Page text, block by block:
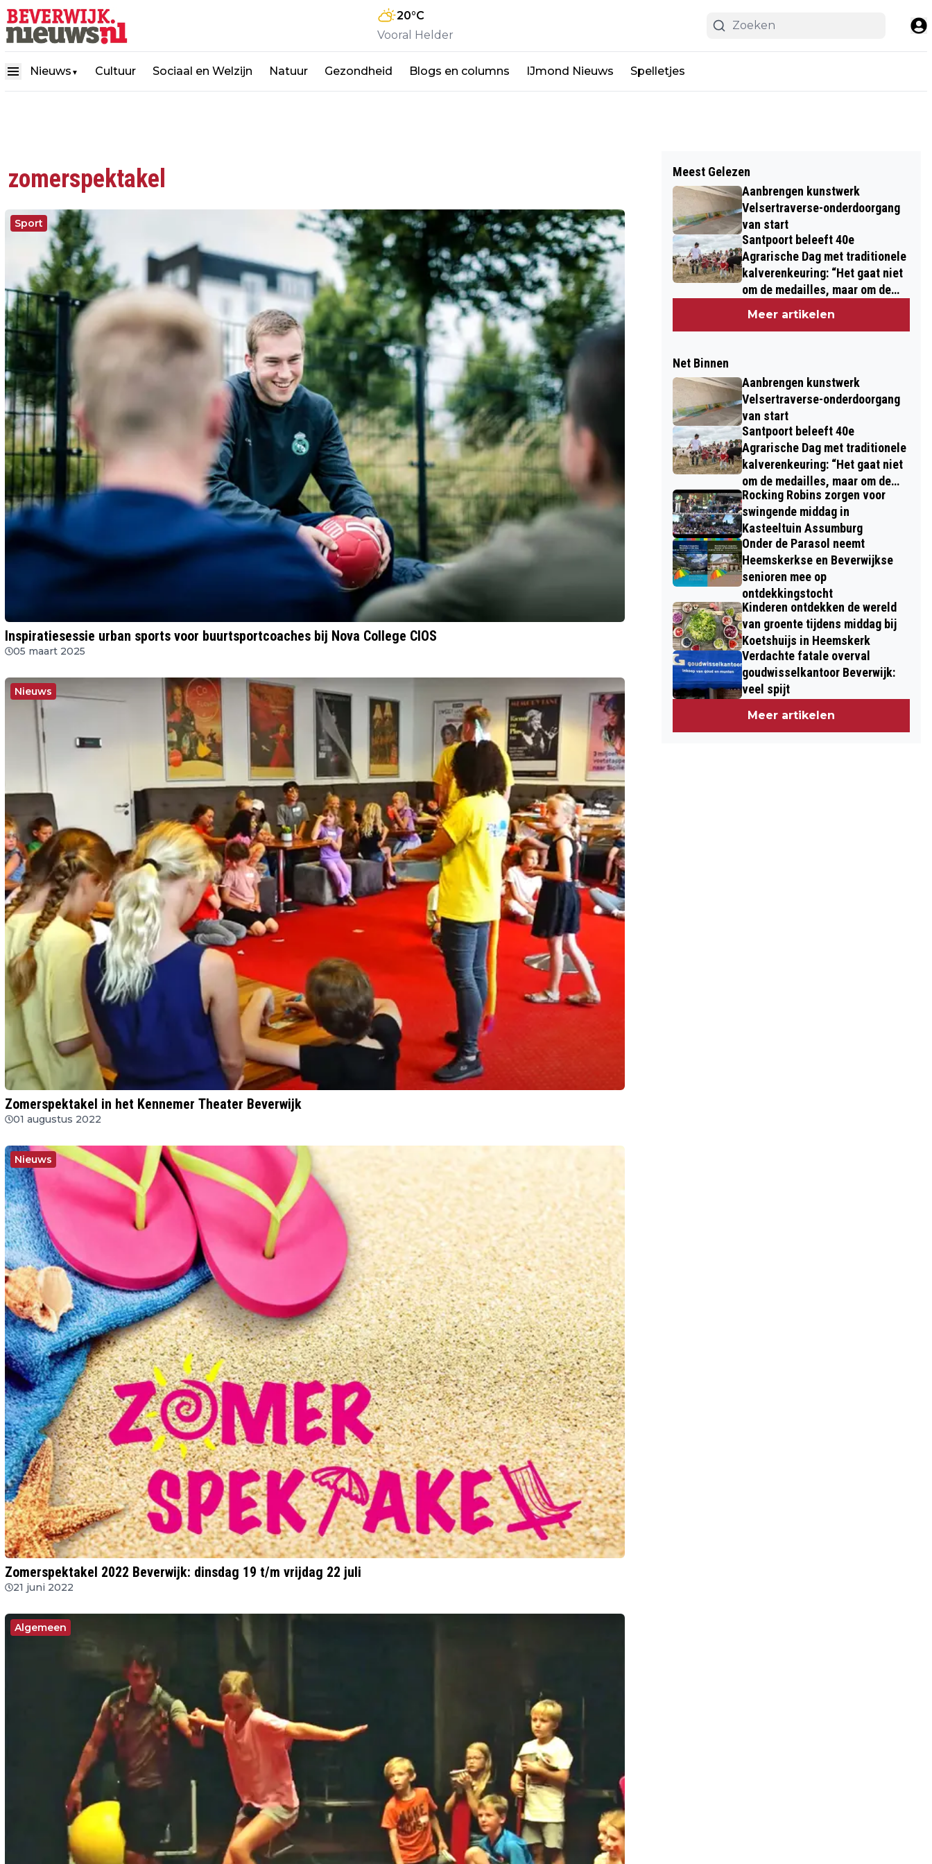
20°C
Vooral Helder
Nieuws ▼ Cultuur Sociaal en Welzijn Natuur Gezondheid Blogs en columns IJmond Nieuws Spelletjes
zomerspektakel
Sport
Inspiratiesessie urban sports voor buurtsportcoaches bij Nova College CIOS
05 maart 2025
Nieuws
Zomerspektakel in het Kennemer Theater Beverwijk
01 augustus 2022
Nieuws
Zomerspektakel 2022 Beverwijk: dinsdag 19 t/m vrijdag 22 juli
21 juni 2022
Algemeen
Meest Gelezen
Aanbrengen kunstwerk
Velsertraverse-onderdoorgang
van start
Santpoort beleeft 40e
Agrarische Dag met traditionele
kalverenkeuring: “Het gaat niet
om de medailles, maar om de
Meer artikelen
Net Binnen
Aanbrengen kunstwerk
Velsertraverse-onderdoorgang
van start
Santpoort beleeft 40e
Agrarische Dag met traditionele
kalverenkeuring: “Het gaat niet
om de medailles, maar om de
kinderen”
Rocking Robins zorgen voor
swingende middag in
Kasteeltuin Assumburg
Onder de Parasol neemt
Heemskerkse en Beverwijkse
senioren mee op
ontdekkingstocht
Kinderen ontdekken de wereld
van groente tijdens middag bij
Koetshuijs in Heemskerk
Verdachte fatale overval
goudwisselkantoor Beverwijk:
veel spijt
Meer artikelen